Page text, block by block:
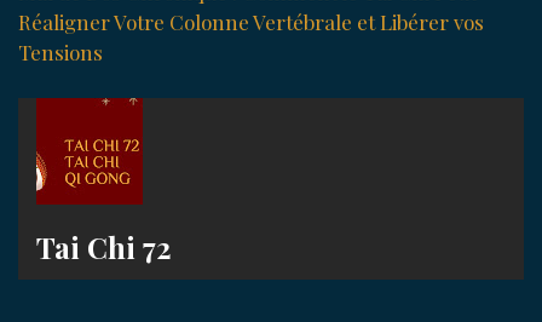
Réaligner Votre Colonne Vertébrale et Libérer vos
Tensions
Tai Chi 72